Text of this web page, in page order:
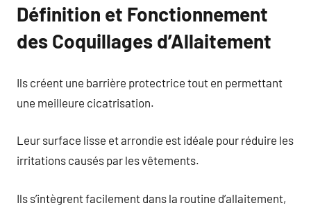
Définition et Fonctionnement
des Coquillages d’Allaitement
Ils créent une barrière protectrice tout en permettant
une meilleure cicatrisation.
Leur surface lisse et arrondie est idéale pour réduire les
irritations causés par les vêtements.
Ils s’intègrent facilement dans la routine d’allaitement,